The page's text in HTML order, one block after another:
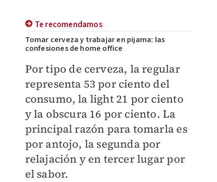
Te recomendamos
Tomar cerveza y trabajar en pijama: las
confesiones de home office
Por tipo de cerveza, la regular
representa 53 por ciento del
consumo, la light 21 por ciento
y la obscura 16 por ciento. La
principal razón para tomarla es
por antojo, la segunda por
relajación y en tercer lugar por
el sabor.